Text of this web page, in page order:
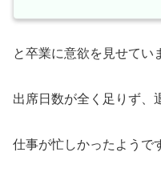
と卒業に意欲を見せてい
出席日数が全く足りず、
仕事が忙しかったようで